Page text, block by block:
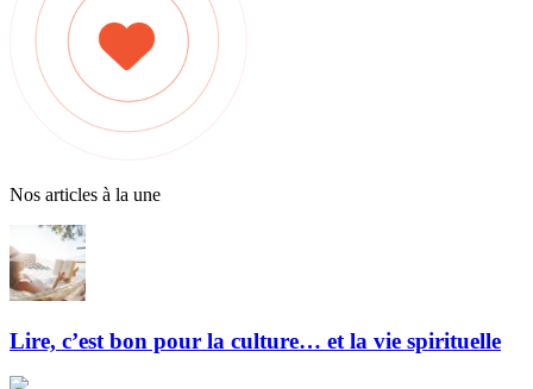
Nos articles à la une
Lire, c’est bon pour la culture… et la vie spirituelle